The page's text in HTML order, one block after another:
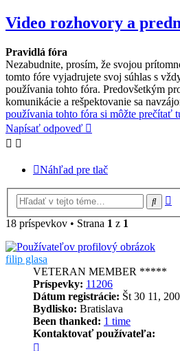
Video rozhovory a
Pravidlá fóra
Nezabudnite, prosím, že svojou
tomto fóre vyjadrujete svoj súhlas s
používania tohto fóra. Predovšetkým
komunikácie a rešpektovanie sa
používania tohto fóra si môžte prečítať
Napísať odpoveď
Náhľad pre tlač
Hľadať
18 príspevkov • Strana 1 z 1
filip glasa
VETERAN MEMBER *****
Príspevky: 11206
Dátum registrácie: Št 30 11,
Bydlisko: Bratislava
Been thanked: 1 time
Kontaktovať používateľa: